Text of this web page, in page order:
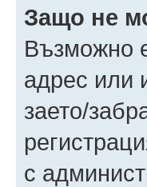
Защо не
Възможно
адрес или
заето/
с